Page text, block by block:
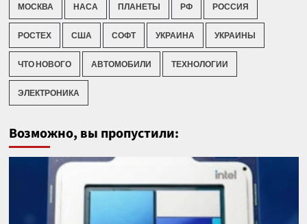
МОСКВА НАСА ПЛАНЕТЫ РФ РОССИЯ
РОСТЕХ США СОФТ УКРАИНА УКРАИНЫ
ЧТО НОВОГО АВТОМОБИЛИ ТЕХНОЛОГИИ
ЭЛЕКТРОНИКА
Возможно, вы пропустили: